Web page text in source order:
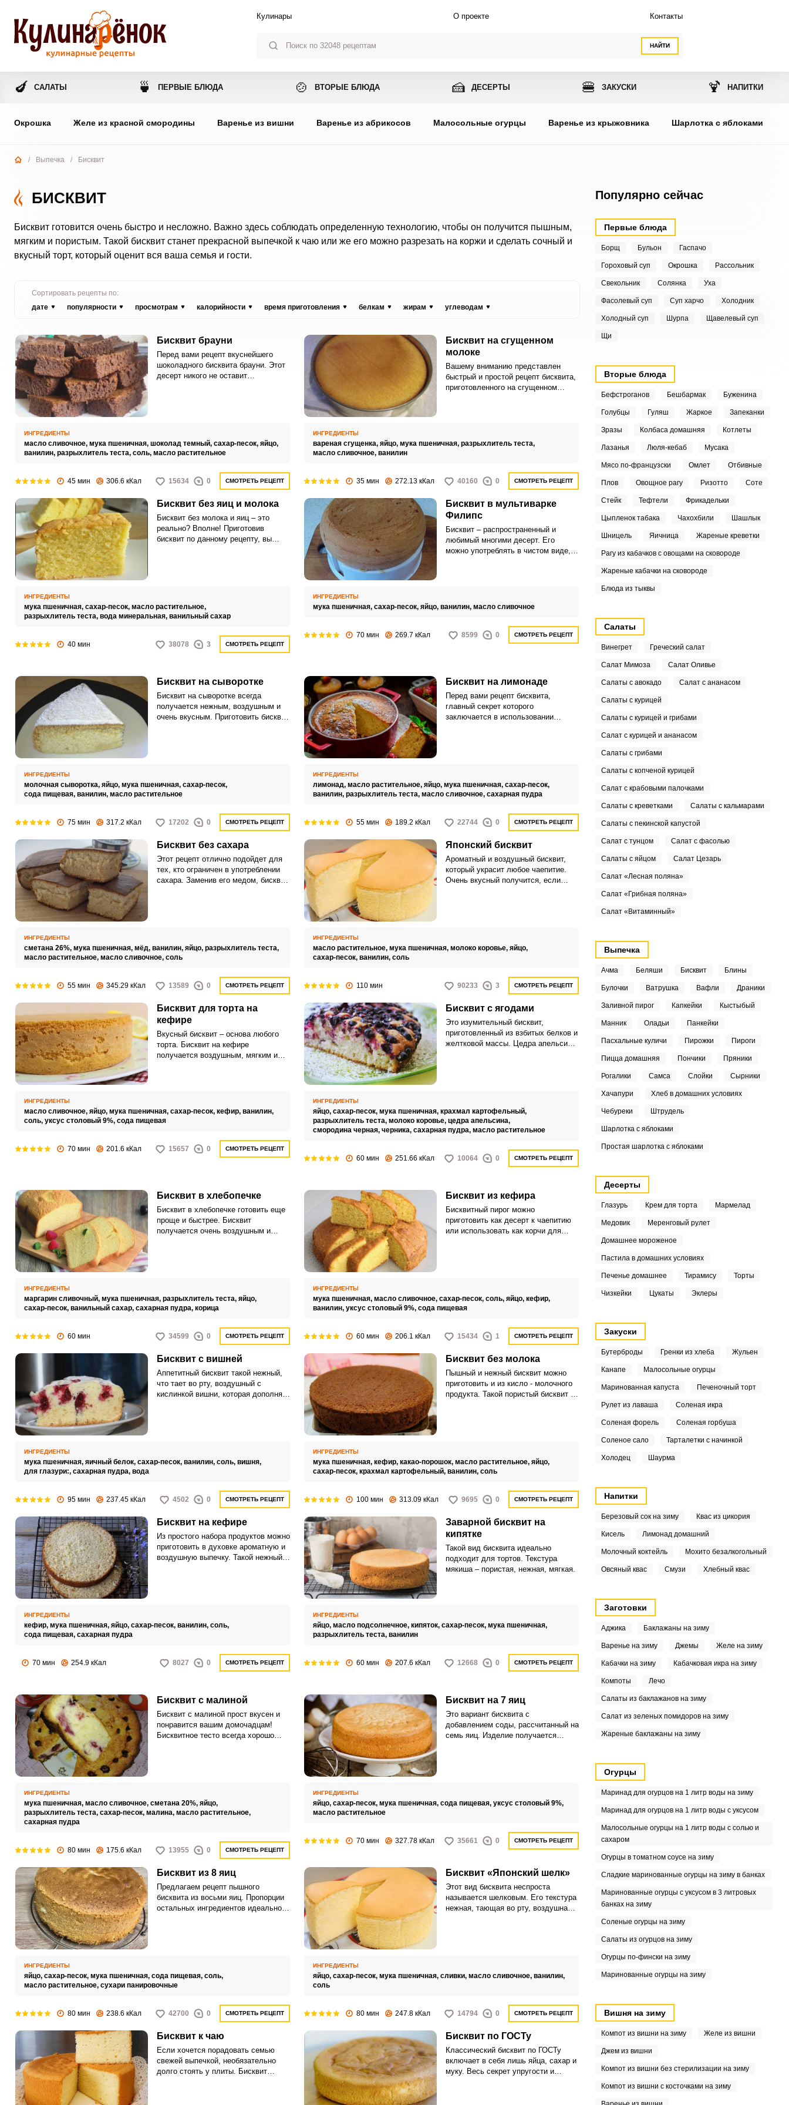
НАЙТИ
Кулинары О проекте Контакты
🍆 САЛАТЫ 🍵 ПЕРВЫЕ БЛЮДА 🍲 ВТОРЫЕ БЛЮДА 🍰 ДЕСЕРТЫ 🍔 ЗАКУСКИ 🍹 НАПИТКИ
Окрошка Желе из красной смородины Варенье из вишни Варенье из абрикосов Малосольные огурцы Варенье из крыжовника Шарлотка с яблоками
/ Выпечка / Бисквит
БИСКВИТ
Бисквит готовится очень быстро и несложно. Важно здесь соблюдать определенную технологию, чтобы он получится пышным,
мягким и пористым. Такой бисквит станет прекрасной выпечкой к чаю или же его можно разрезать на коржи и сделать сочный и
вкусный торт, который оценит вся ваша семья и гости.
Сортировать рецепты по:
дате
популярности просмотрам калорийности время приготовления белкам жирам углеводам
Бисквит брауни
Перед вами рецепт вкуснейшего
шоколадного бисквита брауни. Этот
десерт никого не оставит
ИНГРЕДИЕНТЫ
масло сливочное, мука пшеничная, шоколад темный, сахар-песок, яйцо,
ванилин, разрыхлитель теста, соль, масло растительное
45 мин 306.6 кКал 15634 0 СМОТРЕТЬ РЕЦЕПТ
Бисквит на сгущенном
молоке
Вашему вниманию представлен
быстрый и простой рецепт бисквита,
приготовленного на сгущенном
ИНГРЕДИЕНТЫ
вареная сгущенка, яйцо, мука пшеничная, разрыхлитель теста,
масло сливочное, ванилин
35 мин 272.13 кКал 40160 0 СМОТРЕТЬ РЕЦЕПТ
Бисквит без яиц и молока
Бисквит без молока и яиц – это
реально? Вполне! Приготовив
бисквит по данному рецепту, вы
ИНГРЕДИЕНТЫ
мука пшеничная, сахар-песок, масло растительное,
разрыхлитель теста, вода минеральная, ванильный сахар
40 мин 38078 3 СМОТРЕТЬ РЕЦЕПТ
Бисквит в мультиварке
Филипс
Бисквит – распространенный и
любимый многими десерт. Его
можно употреблять в чистом виде, а
ИНГРЕДИЕНТЫ
мука пшеничная, сахар-песок, яйцо, ванилин, масло сливочное
70 мин 269.7 кКал 8599 0 СМОТРЕТЬ РЕЦЕПТ
Бисквит на сыворотке
Бисквит на сыворотке всегда
получается нежным, воздушным и
очень вкусным. Приготовить бисквит
ИНГРЕДИЕНТЫ
молочная сыворотка, яйцо, мука пшеничная, сахар-песок,
сода пищевая, ванилин, масло растительное
75 мин 317.2 кКал 17202 0 СМОТРЕТЬ РЕЦЕПТ
Бисквит на лимонаде
Перед вами рецепт бисквита,
главный секрет которого
заключается в использовании
ИНГРЕДИЕНТЫ
лимонад, масло растительное, яйцо, мука пшеничная, сахар-песок,
ванилин, разрыхлитель теста, масло сливочное, сахарная пудра
55 мин 189.2 кКал 22744 0 СМОТРЕТЬ РЕЦЕПТ
Бисквит без сахара
Этот рецепт отлично подойдет для
тех, кто ограничен в употреблении
сахара. Заменив его медом, бисквит
ИНГРЕДИЕНТЫ
сметана 26%, мука пшеничная, мёд, ванилин, яйцо, разрыхлитель теста,
масло растительное, масло сливочное, соль
55 мин 345.29 кКал 13589 0 СМОТРЕТЬ РЕЦЕПТ
Японский бисквит
Ароматный и воздушный бисквит,
который украсит любое чаепитие.
Очень вкусный получится, если
ИНГРЕДИЕНТЫ
масло растительное, мука пшеничная, молоко коровье, яйцо,
сахар-песок, ванилин, соль
110 мин 90233 3 СМОТРЕТЬ РЕЦЕПТ
Бисквит для торта на
кефире
Вкусный бисквит – основа любого
торта. Бисквит на кефире
получается воздушным, мягким и
ИНГРЕДИЕНТЫ
масло сливочное, яйцо, мука пшеничная, сахар-песок, кефир, ванилин,
соль, уксус столовый 9%, сода пищевая
70 мин 201.6 кКал 15657 0 СМОТРЕТЬ РЕЦЕПТ
Бисквит с ягодами
Это изумительный бисквит,
приготовленный из взбитых белков и
желтковой массы. Цедра апельсина
ИНГРЕДИЕНТЫ
яйцо, сахар-песок, мука пшеничная, крахмал картофельный,
разрыхлитель теста, молоко коровье, цедра апельсина,
смородина черная, черника, сахарная пудра, масло растительное
60 мин 251.66 кКал 10064 0 СМОТРЕТЬ РЕЦЕПТ
Бисквит в хлебопечке
Бисквит в хлебопечке готовить еще
проще и быстрее. Бисквит
получается очень воздушным и
ИНГРЕДИЕНТЫ
маргарин сливочный, мука пшеничная, разрыхлитель теста, яйцо,
сахар-песок, ванильный сахар, сахарная пудра, корица
60 мин 34599 0 СМОТРЕТЬ РЕЦЕПТ
Бисквит из кефира
Бисквитный пирог можно
приготовить как десерт к чаепитию
или использовать как корчи для
ИНГРЕДИЕНТЫ
мука пшеничная, масло сливочное, сахар-песок, соль, яйцо, кефир,
ванилин, уксус столовый 9%, сода пищевая
60 мин 206.1 кКал 15434 1 СМОТРЕТЬ РЕЦЕПТ
Бисквит с вишней
Аппетитный бисквит такой нежный,
что тает во рту, воздушный с
кислинкой вишни, которая дополняет
ИНГРЕДИЕНТЫ
мука пшеничная, яичный белок, сахар-песок, ванилин, соль, вишня,
для глазури:, сахарная пудра, вода
95 мин 237.45 кКал 4502 0 СМОТРЕТЬ РЕЦЕПТ
Бисквит без молока
Пышный и нежный бисквит можно
приготовить и из кисло - молочного
продукта. Такой пористый бисквит с
ИНГРЕДИЕНТЫ
мука пшеничная, кефир, какао-порошок, масло растительное, яйцо,
сахар-песок, крахмал картофельный, ванилин, соль
100 мин 313.09 кКал 9695 0 СМОТРЕТЬ РЕЦЕПТ
Бисквит на кефире
Из простого набора продуктов можно
приготовить в духовке ароматную и
воздушную выпечку. Такой нежный
ИНГРЕДИЕНТЫ
кефир, мука пшеничная, яйцо, сахар-песок, ванилин, соль,
сода пищевая, сахарная пудра
70 мин 254.9 кКал 8027 0 СМОТРЕТЬ РЕЦЕПТ
Заварной бисквит на
кипятке
Такой вид бисквита идеально
подходит для тортов. Текстура
мякиша – пористая, нежная, мягкая.
ИНГРЕДИЕНТЫ
яйцо, масло подсолнечное, кипяток, сахар-песок, мука пшеничная,
разрыхлитель теста, ванилин
60 мин 207.6 кКал 12668 0 СМОТРЕТЬ РЕЦЕПТ
Бисквит с малиной
Бисквит с малиной прост вкусен и
понравится вашим домочадцам!
Бисквитное тесто всегда хорошо
ИНГРЕДИЕНТЫ
мука пшеничная, масло сливочное, сметана 20%, яйцо,
разрыхлитель теста, сахар-песок, малина, масло растительное,
сахарная пудра
80 мин 175.6 кКал 13955 0 СМОТРЕТЬ РЕЦЕПТ
Бисквит на 7 яиц
Это вариант бисквита с
добавлением соды, рассчитанный на
семь яиц. Изделие получается
ИНГРЕДИЕНТЫ
яйцо, сахар-песок, мука пшеничная, сода пищевая, уксус столовый 9%,
масло растительное
70 мин 327.78 кКал 35661 0 СМОТРЕТЬ РЕЦЕПТ
Бисквит из 8 яиц
Предлагаем рецепт пышного
бисквита из восьми яиц. Пропорции
остальных ингредиентов идеально
ИНГРЕДИЕНТЫ
яйцо, сахар-песок, мука пшеничная, сода пищевая, соль,
масло растительное, сухари панировочные
80 мин 238.6 кКал 42700 0 СМОТРЕТЬ РЕЦЕПТ
Бисквит «Японский шелк»
Этот вид бисквита неспроста
называется шелковым. Его текстура
нежная, тающая во рту, воздушная,
ИНГРЕДИЕНТЫ
яйцо, сахар-песок, мука пшеничная, сливки, масло сливочное, ванилин,
соль
80 мин 247.8 кКал 14794 0 СМОТРЕТЬ РЕЦЕПТ
Бисквит к чаю
Если хочется порадовать семью
свежей выпечкой, необязательно
долго стоять у плиты. Бисквит
Бисквит по ГОСТу
Классический бисквит по ГОСТу
включает в себя лишь яйца, сахар и
муку. Весь секрет упругости и
Популярно сейчас
Первые блюда
Борщ Бульон Гаспачо
Гороховый суп Окрошка Рассольник
Свекольник Солянка Уха
Фасолевый суп Суп харчо Холодник
Холодный суп Шурпа Щавелевый суп
Щи
Вторые блюда
Бефстроганов Бешбармак Буженина
Голубцы Гуляш Жаркое Запеканки
Зразы Колбаса домашняя Котлеты
Лазанья Люля-кебаб Мусака
Мясо по-французски Омлет Отбивные
Плов Овощное рагу Ризотто Соте
Стейк Тефтели Фрикадельки
Цыпленок табака Чахохбили Шашлык
Шницель Яичница Жареные креветки
Рагу из кабачков с овощами на сковороде
Жареные кабачки на сковороде
Блюда из тыквы
Салаты
Винегрет Греческий салат
Салат Мимоза Салат Оливье
Салаты с авокадо Салат с ананасом
Салаты с курицей
Салаты с курицей и грибами
Салат с курицей и ананасом
Салаты с грибами
Салаты с копченой курицей
Салат с крабовыми палочками
Салаты с креветками Салаты с кальмарами
Салаты с пекинской капустой
Салат с тунцом Салат с фасолью
Салаты с яйцом Салат Цезарь
Салат «Лесная поляна»
Салат «Грибная поляна»
Салат «Витаминный»
Выпечка
Ачма Беляши Бисквит Блины
Булочки Ватрушка Вафли Драники
Заливной пирог Капкейки Кыстыбый
Манник Оладьи Панкейки
Пасхальные куличи Пирожки Пироги
Пицца домашняя Пончики Пряники
Рогалики Самса Слойки Сырники
Хачапури Хлеб в домашних условиях
Чебуреки Штрудель
Шарлотка с яблоками
Простая шарлотка с яблоками
Десерты
Глазурь Крем для торта Мармелад
Медовик Меренговый рулет
Домашнее мороженое
Пастила в домашних условиях
Печенье домашнее Тирамису Торты
Чизкейки Цукаты Эклеры
Закуски
Бутерброды Гренки из хлеба Жульен
Канапе Малосольные огурцы
Маринованная капуста Печеночный торт
Рулет из лаваша Соленая икра
Соленая форель Соленая горбуша
Соленое сало Тарталетки с начинкой
Холодец Шаурма
Напитки
Березовый сок на зиму Квас из цикория
Кисель Лимонад домашний
Молочный коктейль Мохито безалкогольный
Овсяный квас Смузи Хлебный квас
Заготовки
Аджика Баклажаны на зиму
Варенье на зиму Джемы Желе на зиму
Кабачки на зиму Кабачковая икра на зиму
Компоты Лечо
Салаты из баклажанов на зиму
Салат из зеленых помидоров на зиму
Жареные баклажаны на зиму
Огурцы
Маринад для огурцов на 1 литр воды на зиму
Маринад для огурцов на 1 литр воды с уксусом
Малосольные огурцы на 1 литр воды с солью и
сахаром
Огурцы в томатном соусе на зиму
Сладкие маринованные огурцы на зиму в банках
Маринованные огурцы с уксусом в 3 литровых
банках на зиму
Соленые огурцы на зиму
Салаты из огурцов на зиму
Огурцы по-фински на зиму
Маринованные огурцы на зиму
Вишня на зиму
Компот из вишни на зиму Желе из вишни
Джем из вишни
Компот из вишни без стерилизации на зиму
Компот из вишни с косточками на зиму
Войдите
с помощью социальных сетей:
Запомнить меня
ВХОД
ЕЩЕ НЕ ЗАРЕГИСТРИРОВАННЫ?